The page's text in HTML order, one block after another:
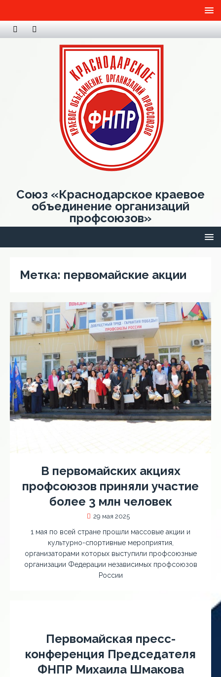
Союз «Краснодарское краевое
объединение организаций
профсоюзов»
Метка: первомайские акции
В первомайских акциях
профсоюзов приняли участие
более 3 млн человек
29 мая 2025
1 мая по всей стране прошли массовые акции и
культурно-спортивные мероприятия,
организаторами которых выступили профсоюзные
организации Федерации независимых профсоюзов
России
Первомайская пресс-
конференция Председателя
ФНПР Михаила Шмакова